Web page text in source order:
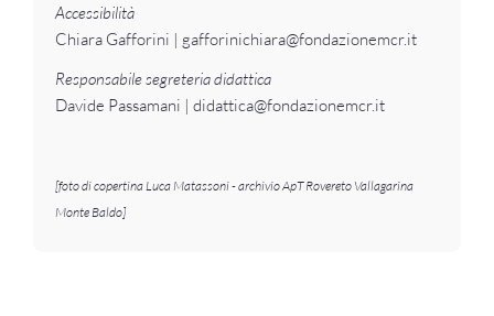
Accessibilità
Chiara Gafforini | gafforinichiara@fondazionemcr.it
Responsabile segreteria didattica
Davide Passamani | didattica@fondazionemcr.it
[foto di copertina Luca Matassoni - archivio ApT Rovereto Vallagarina
Monte Baldo]